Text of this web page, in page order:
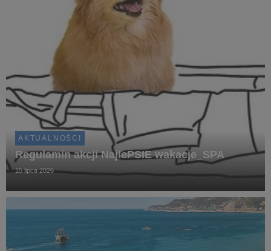
AKTUALNOŚCI
Regulamin akcji NajlePSIE wakacje_SPA
15 lipca 2026